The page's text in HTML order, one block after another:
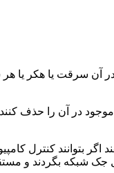
آن سرقت یا هکر یا هر
در آن را حذف
بتوانند کنترل
جک شبکه بگردند و